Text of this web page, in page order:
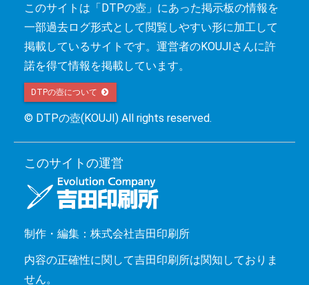
このサイトは「DTPの壺」にあった掲示板の情報を
一部過去ログ形式として閲覧しやすい形に加工して
掲載しているサイトです。運営者のKOUJIさんに許
諾を得て情報を掲載しています。
DTPの壺について
© DTPの壺(KOUJI) All rights reserved.
このサイトの運営
制作・編集：株式会社吉田印刷所
内容の正確性に関して吉田印刷所は関知しておりま
せん。